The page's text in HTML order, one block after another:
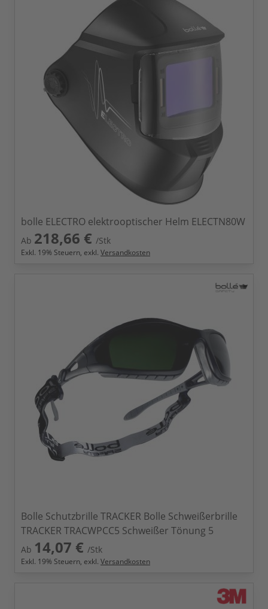
bolle ELECTRO elektrooptischer Helm ELECTN80W
Ab 218,66 € /Stk
Exkl. 19% Steuern, exkl. Versandkosten
Bolle Schutzbrille TRACKER Bolle Schweißerbrille
TRACKER TRACWPCC5 Schweißer Tönung 5
Ab 14,07 € /Stk
Exkl. 19% Steuern, exkl. Versandkosten